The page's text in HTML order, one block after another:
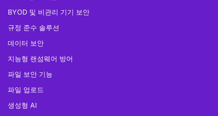
BYOD 및 비관리 기기 보안
규정 준수 솔루션
데이터 보안
지능형 랜섬웨어 방어
파일 보안 기능
파일 업로드
생성형 AI